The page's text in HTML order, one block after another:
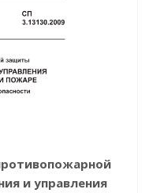
и управления